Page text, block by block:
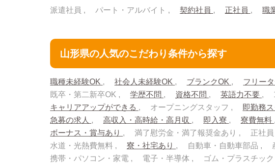
派遣社員 パート・アルバイト 契約社員 正社員 職
山形県の人気のこだわり条件から探す
職種未経験OK 社会人未経験OK ブランクOK フリー
既卒・第二新卒OK
学歴不問 資格不問 英語力不要
キャリアアップができる
オープニングスタッフ 即勤務
急募の求人
高収入・高時給・高月収 即入寮 寮費無料
ボーナス・賞与あり
満了慰労金・満了報奨金あり 正社員
水道・光熱費無料
寮・社宅あり 自動車・自動車部品
携帯・パソコン・家電
電子・半導体 ゴム・プラスチック